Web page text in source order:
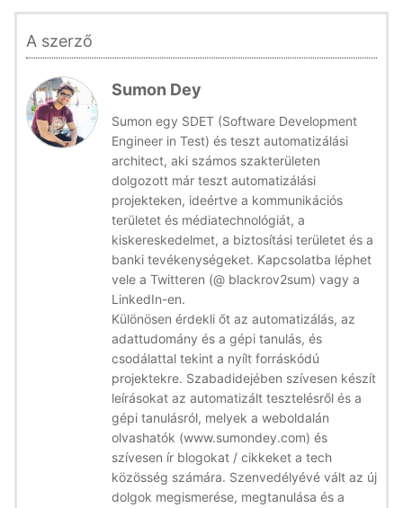
A szerző
Sumon Dey
Sumon egy SDET (Software Development
Engineer in Test) és teszt automatizálási
architect, aki számos szakterületen
dolgozott már teszt automatizálási
projekteken, ideértve a kommunikációs
területet és médiatechnológiát, a
kiskereskedelmet, a biztosítási területet és a
banki tevékenységeket. Kapcsolatba léphet
vele a Twitteren (@ blackrov2sum) vagy a
LinkedIn-en.
Különösen érdekli őt az automatizálás, az
adattudomány és a gépi tanulás, és
csodálattal tekint a nyílt forráskódú
projektekre. Szabadidejében szívesen készít
leírásokat az automatizált tesztelésről és a
gépi tanulásról, melyek a weboldalán
olvashatók (www.sumondey.com) és
szívesen ír blogokat / cikkeket a tech
közösség számára. Szenvedélyévé vált az új
dolgok megismerése, megtanulása és a